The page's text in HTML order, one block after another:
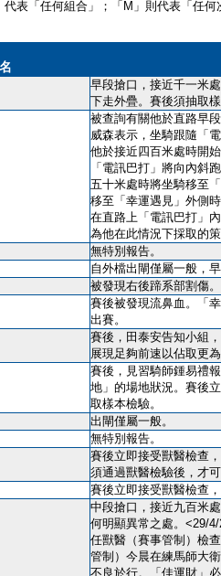
表「任何組合」；「M」則代表「任何
早段搶口，接近千一米
下走外疊。賽後須抽取
被查詢有關他於直路早
威森表示，坐騎跟隨「
他於接近四百米處時開
「電訊巴打」將向內斜
五十米處時將坐騎移至
移至「幸運遇見」外側
在直路上「電訊巴打」
為他在此情況下採取的
無特別報告。
自外檔出閘僅屬一般，
被發現右後蹄系部割傷。
賽後被發現流鼻血。「
出賽。
賽後，田泰安告知小組
展現足夠前速以佔取更
賽後，見習騎師鍾易禮
地」的場地狀況。賽後
取樣本檢驗。
出閘僅屬一般。
無特別報告。
賽後立即接受獸醫檢查
須通過獸醫檢驗後，才
賽後立即接受獸醫檢查
中段搶口，接近九百米
何明顯異常之處。<29/
任獸醫（賽事管制）檢
管制）今晨在練馬師大
不良於行。「佳運財」